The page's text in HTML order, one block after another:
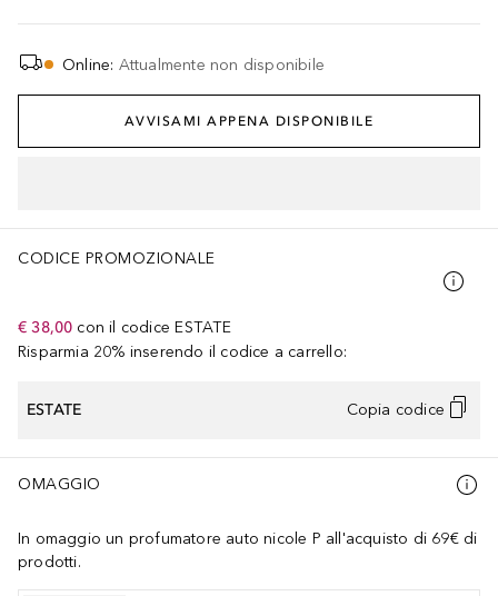
Online: Attualmente non disponibile
AVVISAMI APPENA DISPONIBILE
CODICE PROMOZIONALE
€ 38,00 con il codice ESTATE
Risparmia 20% inserendo il codice a carrello:
ESTATE Copia codice
OMAGGIO
In omaggio un profumatore auto nicole P all'acquisto di 69€ di
prodotti.